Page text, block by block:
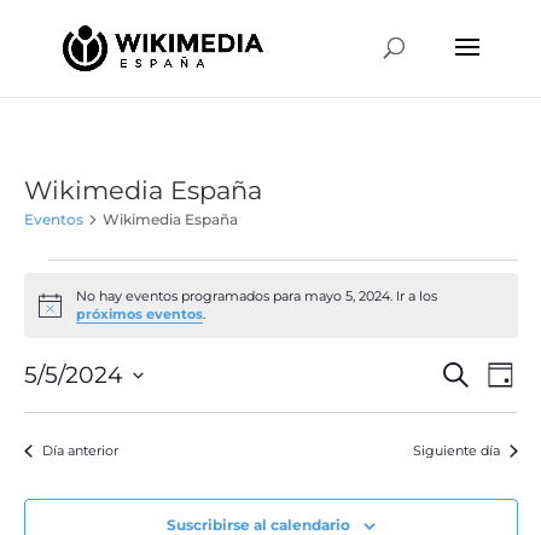
Wikimedia España
Eventos Wikimedia España
en
5,
Aviso
No hay eventos programados para mayo 5, 2024. Ir a los
próximos eventos.
de
y
vistas
Buscar
de
de
Día
5/5/2024
fecha.
Día anterior Siguiente día
Suscribirse al calendario